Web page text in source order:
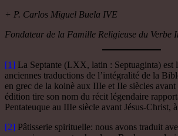
+ P. Carlos Miguel Buela IVE
Fondateur de la Famille Religieuse du Verbe
[1] La Septante (LXX, latin : Septuaginta) est
anciennes traductions de l’intégralité de la
en grec de la koinè aux IIIe et IIe siècles avant
édition tire son nom du récit légendaire
Pentateuque au IIIe siècle avant Jésus-Christ,
[2] Pâtisserie spirituelle: nous avons traduit